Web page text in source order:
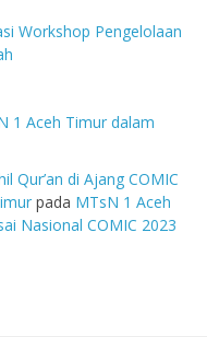
Workshop Pengelolaan
1 Aceh Timur dalam
Qur’an di Ajang COMIC
pada MTsN 1 Aceh
Nasional COMIC 2023